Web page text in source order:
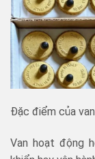
Đặc điểm của
Van hoạt động